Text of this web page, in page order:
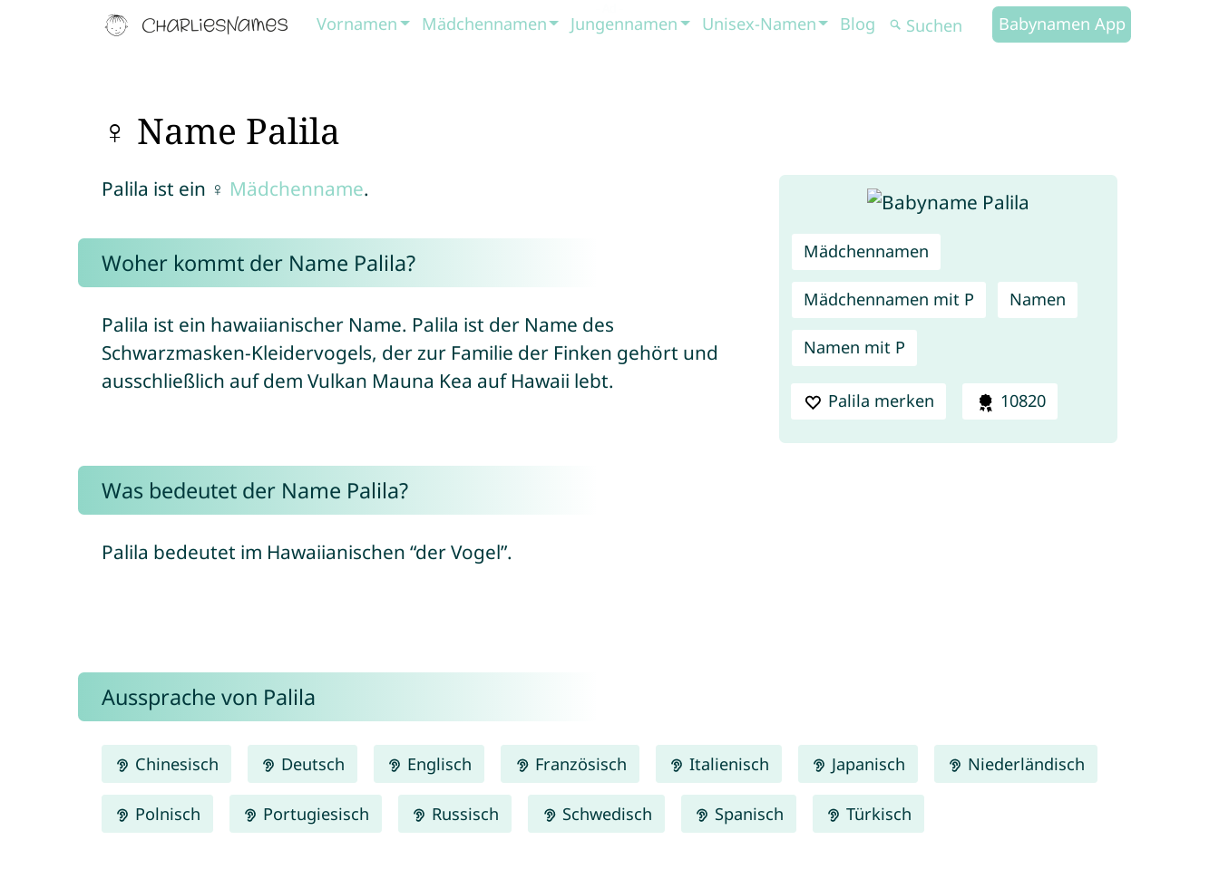
Vornamen Mädchennamen Jungennamen Unisex-Namen Blog Babynamen App
♀ Name Palila
Mädchennamen
Mädchennamen mit P Namen
Namen mit P
Palila merken 10820
Palila ist ein ♀ Mädchenname.
Woher kommt der Name Palila?
Palila ist ein hawaiianischer Name. Palila ist der Name des
Schwarzmasken-Kleidervogels, der zur Familie der Finken gehört und
ausschließlich auf dem Vulkan Mauna Kea auf Hawaii lebt.
Was bedeutet der Name Palila?
Palila bedeutet im Hawaiianischen “der Vogel”.
Aussprache von Palila
Chinesisch Deutsch Englisch Französisch Italienisch Japanisch Niederländisch
Polnisch Portugiesisch Russisch Schwedisch Spanisch Türkisch